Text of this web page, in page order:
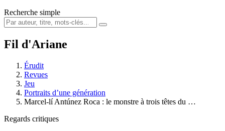
Recherche simple
Fil d'Ariane
Érudit
Revues
Jeu
Portraits d’une génération
Marcel-lí Antúnez Roca : le monstre à trois têtes du …
Regards critiques